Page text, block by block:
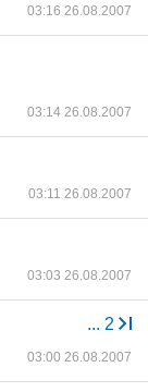
03:16 26.08.2007
03:14 26.08.2007
03:11 26.08.2007
03:03 26.08.2007
... 2
03:00 26.08.2007